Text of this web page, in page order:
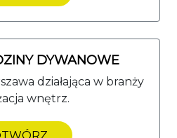
DYWANOWE
działająca w branży
wnętrz.